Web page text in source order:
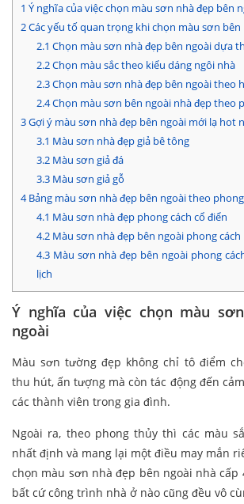
1 Ý nghĩa của việc chọn màu sơn nhà đẹp bên
2Các yếu tố quan trọng khi chọn màu sơn bên
2.1 Chọn màu sơn nhà đẹp bên ngoài dựa
2.2Chọn màu sắc theo kiểu dáng ngôi nhà
2.3Chọn màu sơn nhà đẹp bên ngoài theo
2.4Chọn màu sơn bên ngoài nhà đẹp theo
3Gợi ý màu sơn nhà đẹp bên ngoài mới lạ hot
3.1 Màu sơn nhà đẹp giả bê tông
3.2Màu sơn giả đá
3.3Màu sơn giả gỗ
4Bảng màu sơn nhà đẹp bên ngoài theo
4.1 Màu sơn nhà đẹp phong cách cổ điển
4.2Màu sơn nhà đẹp bên ngoài phong cách
4.3Màu sơn nhà đẹp bên ngoài phong
lịch
Ý nghĩa của việc chọn màu
ngoài
Màu sơn tường đẹp không chỉ tô điểm
thu hút, ấn tượng mà còn tác động đến
các thành viên trong gia đình.
Ngoài ra, theo phong thủy thì các màu
nhất định và mang lại một điều may mắn
chọn màu sơn nhà đẹp bên ngoài nhà cấp
bất cứ công trình nhà ở nào cũng đều vô